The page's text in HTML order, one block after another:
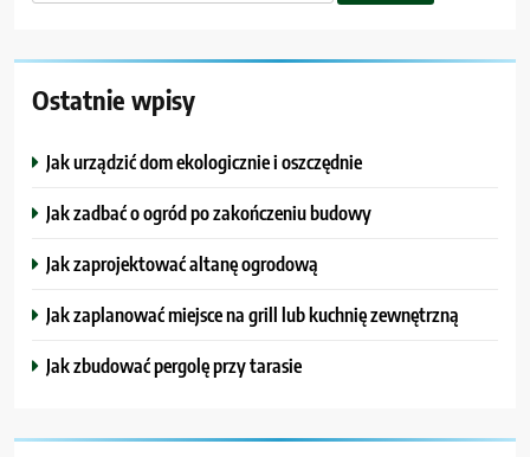
Ostatnie wpisy
Jak urządzić dom ekologicznie i oszczędnie
Jak zadbać o ogród po zakończeniu budowy
Jak zaprojektować altanę ogrodową
Jak zaplanować miejsce na grill lub kuchnię zewnętrzną
Jak zbudować pergolę przy tarasie